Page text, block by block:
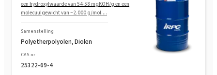
een hydroxylwaarde van 54-58 mgKOH/g en een
molecuulgewicht van ~2.000 g/mol....
Samenstelling
Polyetherpolyolen, Diolen
CAS-nr.
25322-69-4